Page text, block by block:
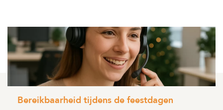
Bereikbaarheid tijdens de feestdagen